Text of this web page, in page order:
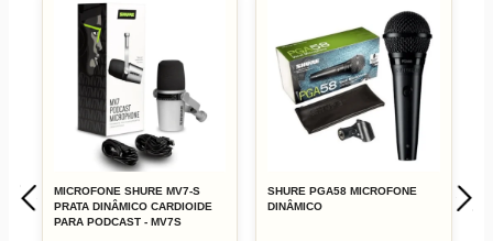
MICROFONE SHURE MV7-S
PRATA DINÂMICO CARDIOIDE
PARA PODCAST - MV7S
SHURE PGA58 MICROFONE
DINÂMICO